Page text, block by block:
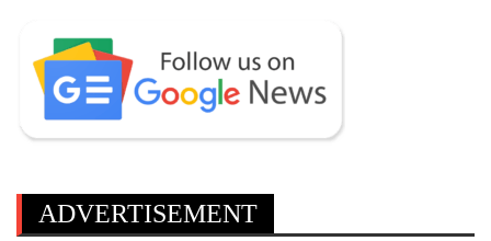
ADVERTISEMENT